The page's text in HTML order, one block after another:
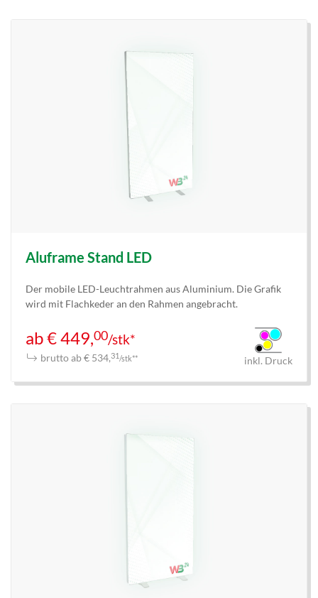
Aluframe Stand LED
Der mobile LED-Leuchtrahmen aus Aluminium. Die Grafik
wird mit Flachkeder an den Rahmen angebracht.
ab € 449,00/stk*
brutto ab € 534,31 /stk** inkl. Druck